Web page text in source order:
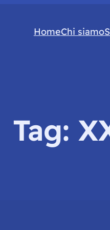
HomeChi siamo
Tag: